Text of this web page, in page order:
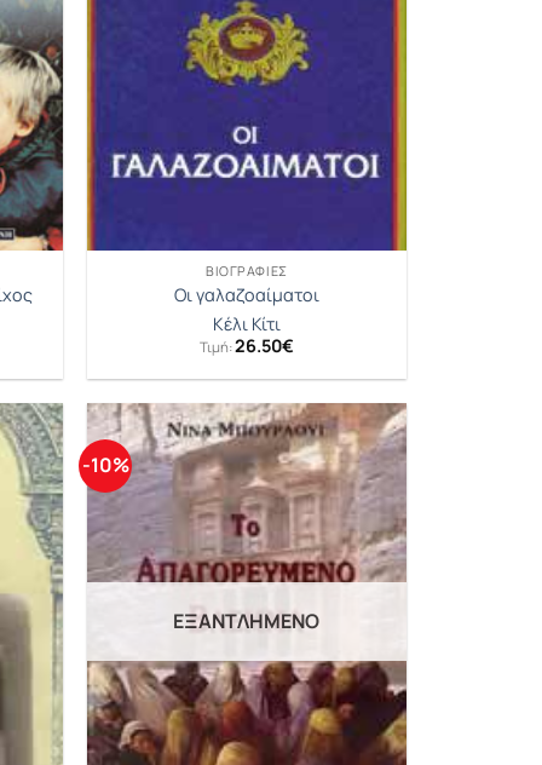
ΒΙΟΓΡΑΦΊΕΣ
Οι γαλαζοαίματοι
Κέλι Κίτι
Τιμή:26.50€
-10%
ΕΞΑΝΤΛΗΜΈΝΟ